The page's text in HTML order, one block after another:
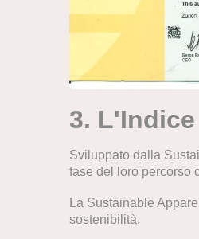
3.
Sviluppato dalla
fase del loro percorso
La Sustainable
sostenibilità.